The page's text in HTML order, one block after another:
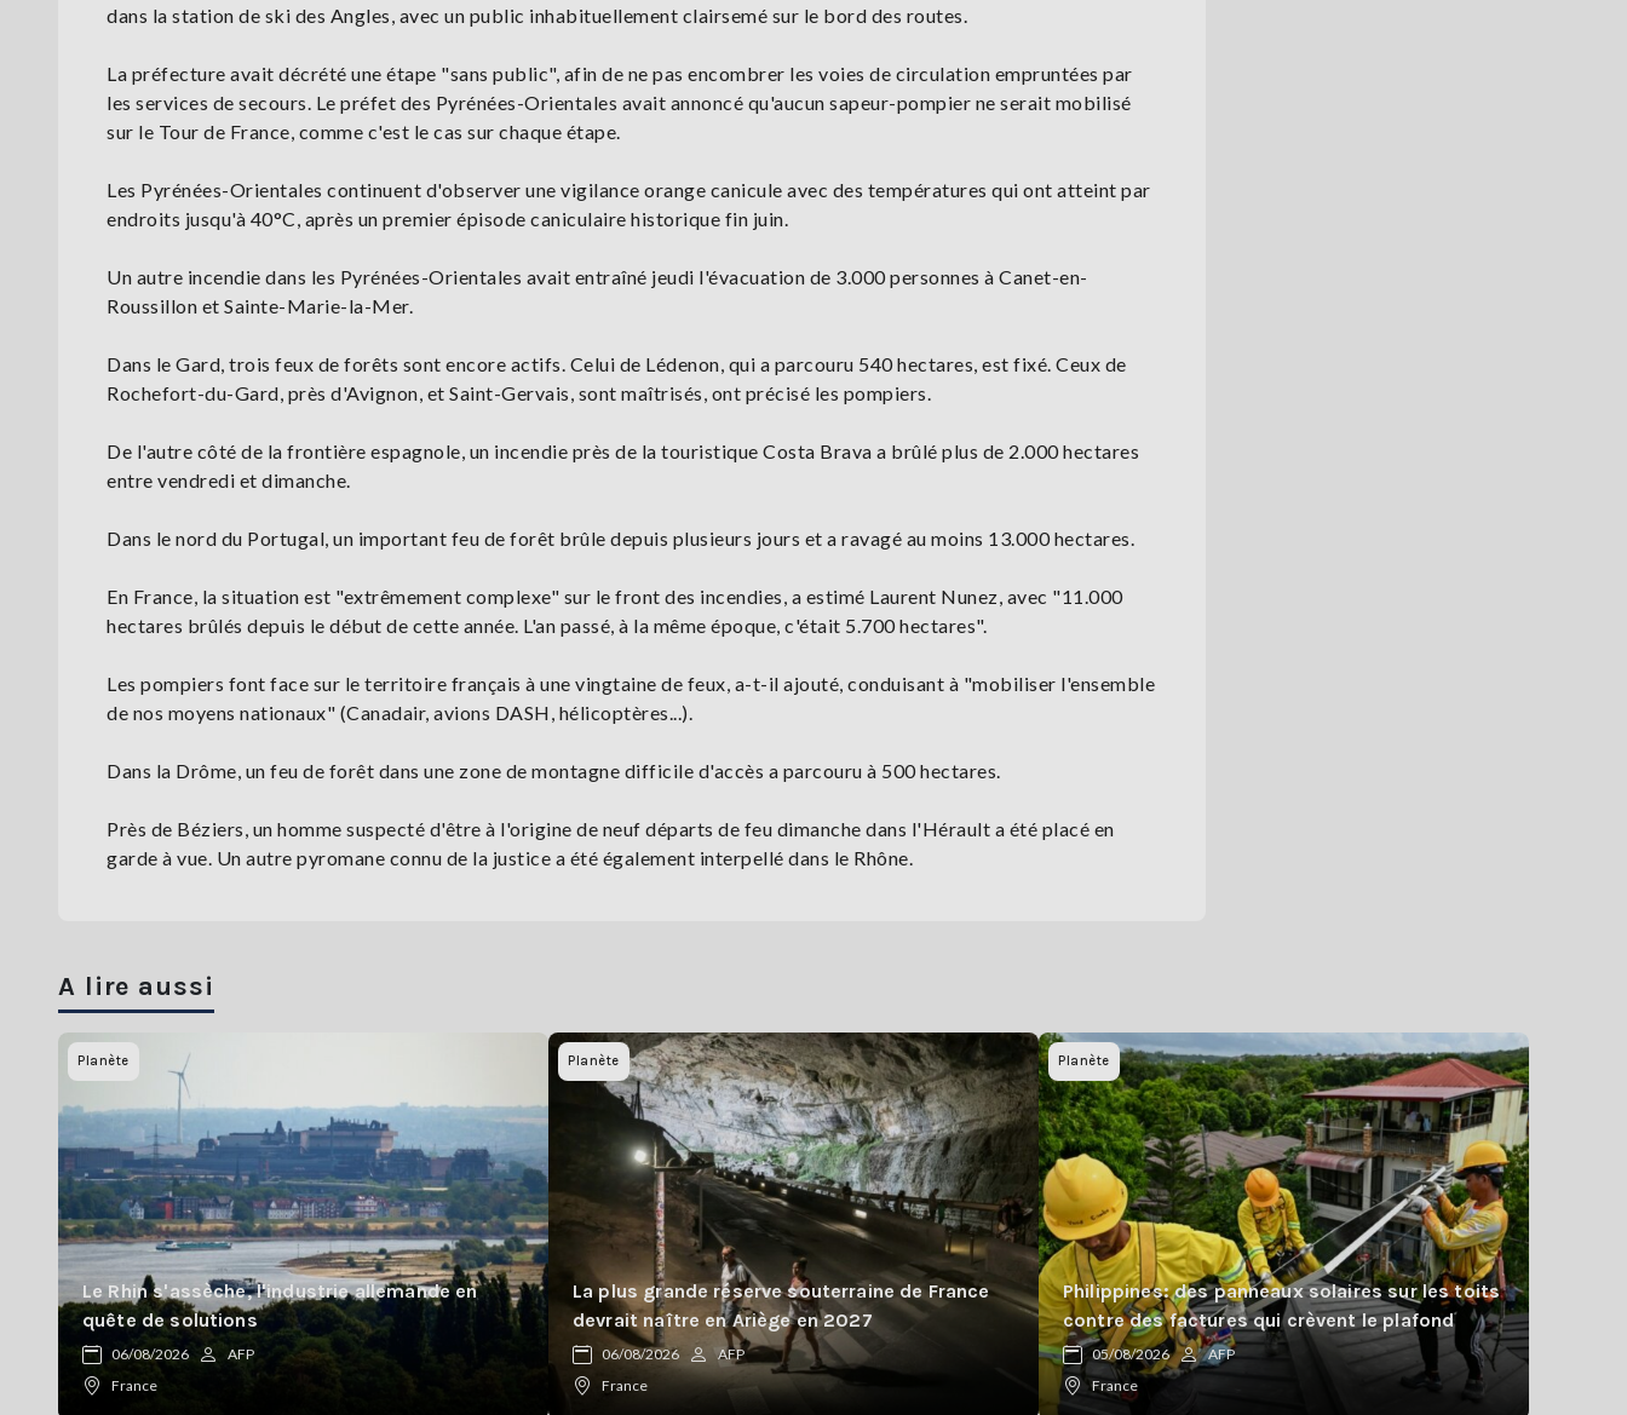
dans la station de ski des Angles, avec un public inhabituellement clairsemé sur le bord des routes.
La préfecture avait décrété une étape "sans public", afin de ne pas encombrer les voies de circulation empruntées par
les services de secours. Le préfet des Pyrénées-Orientales avait annoncé qu'aucun sapeur-pompier ne serait mobilisé
sur le Tour de France, comme c'est le cas sur chaque étape.
Les Pyrénées-Orientales continuent d'observer une vigilance orange canicule avec des températures qui ont atteint par
endroits jusqu'à 40°C, après un premier épisode caniculaire historique fin juin.
Un autre incendie dans les Pyrénées-Orientales avait entraîné jeudi l'évacuation de 3.000 personnes à Canet-en-
Roussillon et Sainte-Marie-la-Mer.
Dans le Gard, trois feux de forêts sont encore actifs. Celui de Lédenon, qui a parcouru 540 hectares, est fixé. Ceux de
Rochefort-du-Gard, près d'Avignon, et Saint-Gervais, sont maîtrisés, ont précisé les pompiers.
De l'autre côté de la frontière espagnole, un incendie près de la touristique Costa Brava a brûlé plus de 2.000 hectares
entre vendredi et dimanche.
Dans le nord du Portugal, un important feu de forêt brûle depuis plusieurs jours et a ravagé au moins 13.000 hectares.
En France, la situation est "extrêmement complexe" sur le front des incendies, a estimé Laurent Nunez, avec "11.000
hectares brûlés depuis le début de cette année. L'an passé, à la même époque, c'était 5.700 hectares".
Les pompiers font face sur le territoire français à une vingtaine de feux, a-t-il ajouté, conduisant à "mobiliser l'ensemble
de nos moyens nationaux" (Canadair, avions DASH, hélicoptères...).
Dans la Drôme, un feu de forêt dans une zone de montagne difficile d'accès a parcouru à 500 hectares.
Près de Béziers, un homme suspecté d'être à l'origine de neuf départs de feu dimanche dans l'Hérault a été placé en
garde à vue. Un autre pyromane connu de la justice a été également interpellé dans le Rhône.
A lire aussi
Planète
Le Rhin s'assèche, l'industrie allemande en
quête de solutions
06/08/2026
AFP
France
Planète
La plus grande réserve souterraine de France
devrait naître en Ariège en 2027
06/08/2026
AFP
France
Planète
Philippines: des panneaux solaires sur les toits
contre des factures qui crèvent le plafond
05/08/2026
AFP
France